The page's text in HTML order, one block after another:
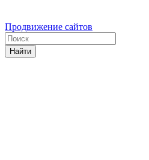
Продвижение сайтов
Найти